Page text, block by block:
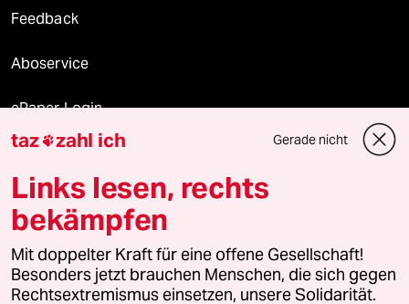
Feedback
Aboservice
ePaper Login
Downloads für Abonnierende
© 2026 taz Verlags und Vertriebs GmbH
Alle Rechte vorbehalten. Bei rechtlichen Fragen oder für Genehmigungen
wenden Sie sich bitte an
lizenzen@taz.de
taz zahl ich Gerade nicht
Links lesen, rechts
bekämpfen
Mit doppelter Kraft für eine offene Gesellschaft!
Besonders jetzt brauchen Menschen, die sich gegen
Rechtsextremismus einsetzen, unsere Solidarität.